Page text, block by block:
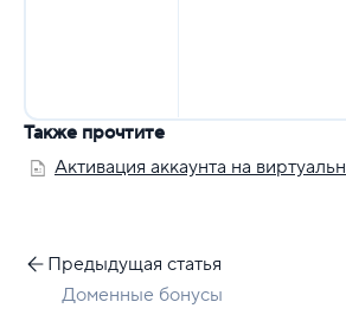
Также прочтите
Активация аккаунта на
Предыдущая статья
Доменные бонусы